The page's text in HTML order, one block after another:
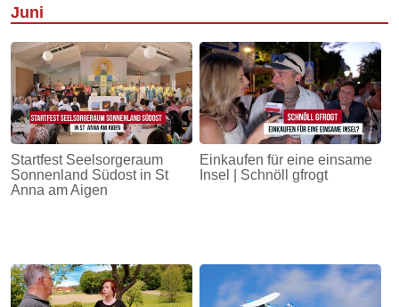
Juni
Startfest Seelsorgeraum
Sonnenland Südost in St
Anna am Aigen
Einkaufen für eine einsame
Insel | Schnöll gfrogt